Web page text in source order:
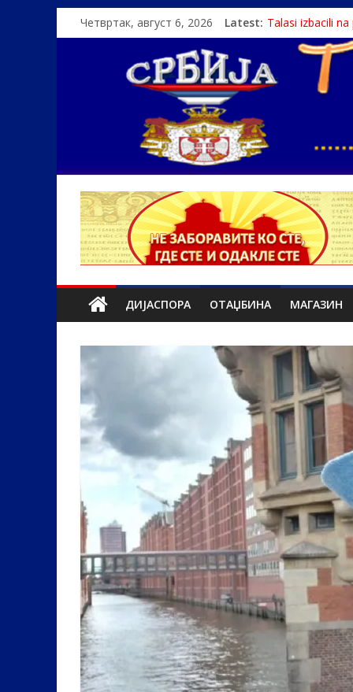
Четвртак, август 6, 2026 Latest: Talasi izbacili
Srbin zaspao
Politika i seks
U Srbiji pola
Monasi spasili
ДИЈАСПОРА ОТАЏБИНА МАГАЗИН